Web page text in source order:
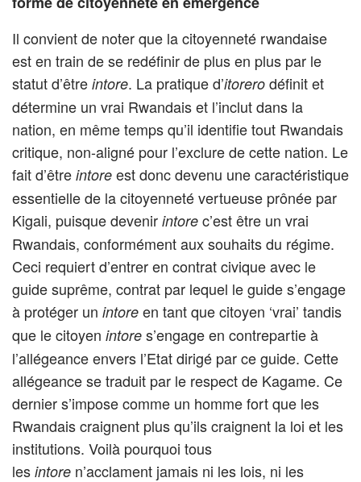
Il convient de noter que la citoyenneté rwandaise
est en train de se redéfinir de plus en plus par le
statut d’être intore. La pratique d’itorero définit et
détermine un vrai Rwandais et l’inclut dans la
nation, en même temps qu’il identifie tout Rwandais
critique, non-aligné pour l’exclure de cette nation. Le
fait d’être intore est donc devenu une caractéristique
essentielle de la citoyenneté vertueuse prônée par
Kigali, puisque devenir intore c’est être un vrai
Rwandais, conformément aux souhaits du régime.
Ceci requiert d’entrer en contrat civique avec le
guide suprême, contrat par lequel le guide s’engage
à protéger un intore en tant que citoyen ‘vrai’ tandis
que le citoyen intore s’engage en contrepartie à
l’allégeance envers l’Etat dirigé par ce guide. Cette
allégeance se traduit par le respect de Kagame. Ce
dernier s’impose comme un homme fort que les
Rwandais craignent plus qu’ils craignent la loi et les
institutions. Voilà pourquoi tous
les intore n’acclament jamais ni les lois, ni les